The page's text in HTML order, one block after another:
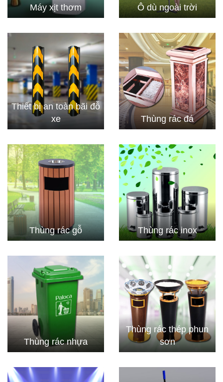
Máy xịt thơm Ô dù ngoài trời
Thiết bị an toàn bãi đỗ
xe
Thùng rác đá
Thùng rác gỗ Thùng rác inox
Thùng rác nhựa
Thùng rác thép phun
sơn